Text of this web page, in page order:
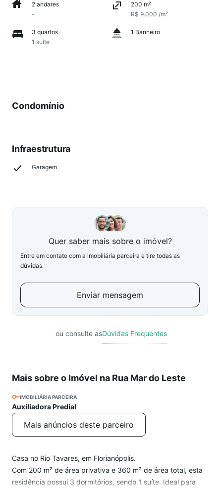
2 andares
-
200 m²
R$ 9.000 /m²
3 quartos
1 suíte
1 Banheiro
Condomínio
Infraestrutura
Garagem
Quer saber mais sobre o imóvel?
Entre em contato com a imobiliária parceira e tire todas as
dúvidas.
Enviar mensagem
ou consulte asDúvidas Frequentes
Mais sobre o Imóvel na Rua Mar do Leste
IMOBILIÁRIA PARCEIRA
Auxiliadora Predial
Mais anúncios deste parceiro
Casa no Rio Tavares, em Florianópolis.
Com 200 m² de área privativa e 360 m² de área total, esta
residência possui 3 dormitórios, sendo 1 suíte. Ideal para